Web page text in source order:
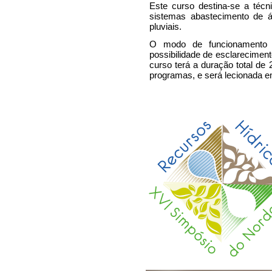
Este curso destina-se a
sistemas abastecimento de
pluviais.
O modo de
possibilidade de
curso terá a duração total de
programas, e será lecionada